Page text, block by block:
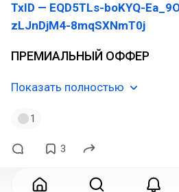
TxID — EQD5TLs-boKYQ-
zLJnDjM4-8mqSXNmT0j
ПРЕМИАЛЬНЫЙ ОФФЕР
Показать полностью
1
3